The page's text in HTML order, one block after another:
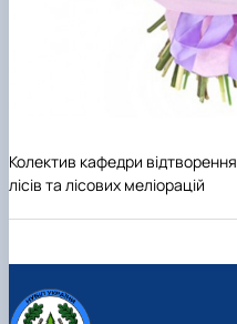
Колектив кафедри відтворення
лісів та лісових меліорацій